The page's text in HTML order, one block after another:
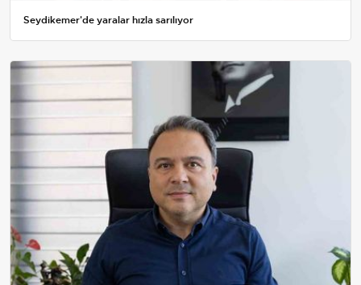
Seydikemer'de yaralar hızla sarılıyor